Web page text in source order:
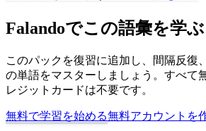
Falandoでこの語彙を学ぶ
このパックを復習に追加し、間隔反復
の単語をマスターしましょう。すべて
レジットカードは不要です。
無料で学習を始める無料アカウントを